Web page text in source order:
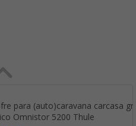
para (auto)caravana carcasa
Omnistor 5200 Thule